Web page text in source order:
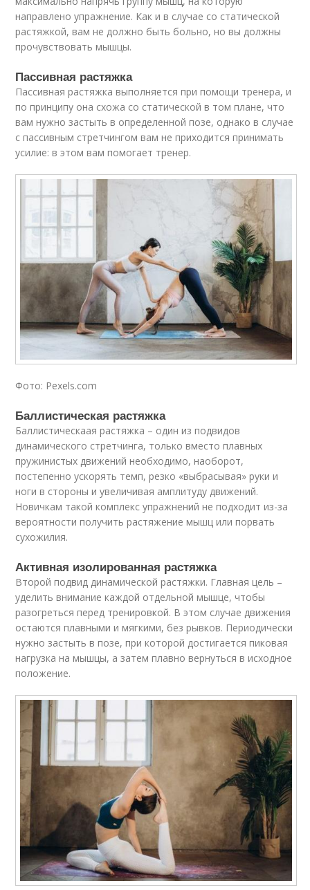
направлено упражнение. Как и в случае со статической
растяжкой, вам не должно быть больно, но вы должны
прочувствовать мышцы.
Пассивная растяжка
Пассивная растяжка выполняется при помощи тренера, и
по принципу она схожа со статической в том плане, что
вам нужно застыть в определенной позе, однако в случае
с пассивным стретчингом вам не приходится принимать
усилие: в этом вам помогает тренер.
Фото: Pexels.com
Баллистическая растяжка
Баллистическаая растяжка – один из подвидов
динамического стретчинга, только вместо плавных
пружинистых движений необходимо, наоборот,
постепенно ускорять темп, резко «выбрасывая» руки и
ноги в стороны и увеличивая амплитуду движений.
Новичкам такой комплекс упражнений не подходит из-за
вероятности получить растяжение мышц или порвать
сухожилия.
Активная изолированная растяжка
Второй подвид динамической растяжки. Главная цель –
уделить внимание каждой отдельной мышце, чтобы
разогреться перед тренировкой. В этом случае движения
остаются плавными и мягкими, без рывков. Периодически
нужно застыть в позе, при которой достигается пиковая
нагрузка на мышцы, а затем плавно вернуться в исходное
положение.